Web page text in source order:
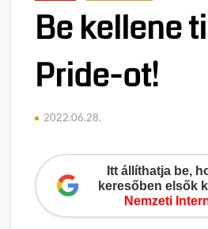
Be kellene
Pride-ot!
2022.06.28.
Itt állíthatja be,
keresőben elsők
Nemzeti